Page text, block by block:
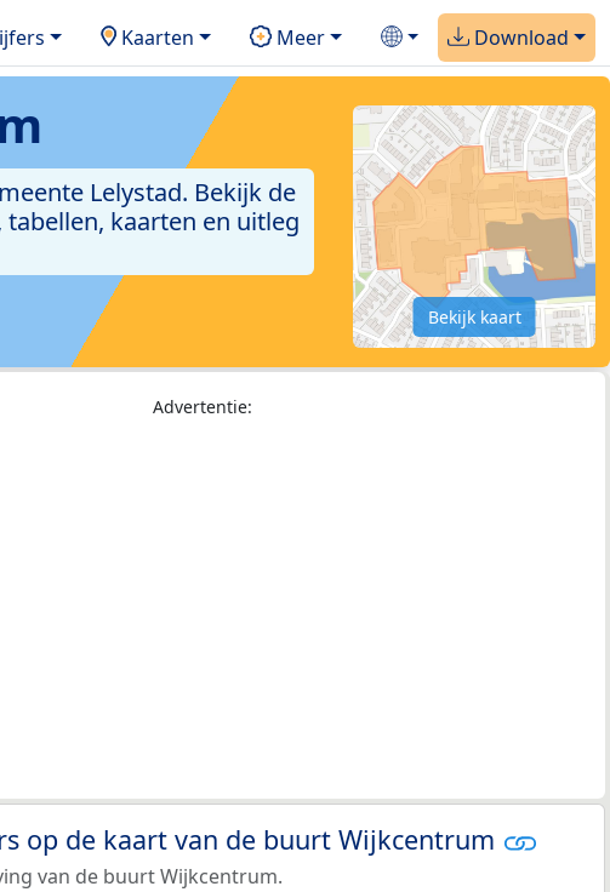
Kaarten Meer Download
Lelystad. Bekijk de
kaarten en uitleg
Bekijk kaart
Advertentie:
op de kaart van de buurt Wijkcentrum
van de buurt Wijkcentrum.